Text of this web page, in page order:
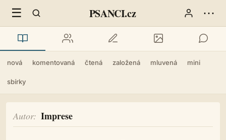
☰ PSANCI.cz ⋯
nová komentovaná čtená založená mluvená mini
sbírky
Autor Imprese